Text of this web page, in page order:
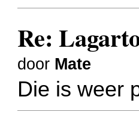
Re:
door Mate
Die is weer